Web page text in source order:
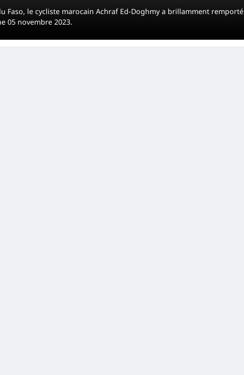
Faso, le cycliste marocain Achraf Ed-Doghmy a brillamment remporté
05 novembre 2023.